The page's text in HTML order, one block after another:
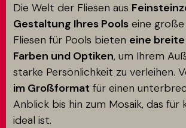
Die Welt der Fliesen aus
Gestaltung Ihres Pools eine große
Fliesen für Pools bieten eine
Farben und Optiken, um Ihrem
starke Persönlichkeit zu verleihen.
im Großformat für einen
Anblick bis hin zum Mosaik, das für
ideal ist.